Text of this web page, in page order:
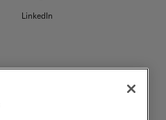
LinkedIn